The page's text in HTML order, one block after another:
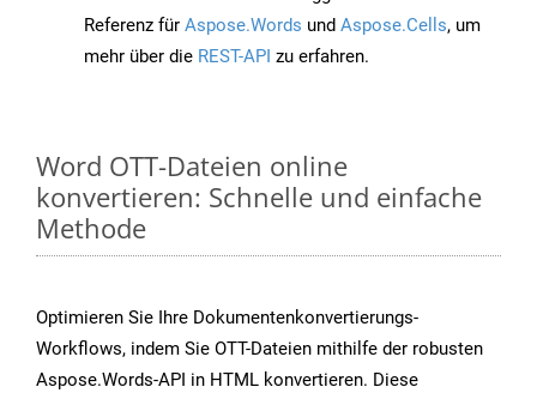
Referenz für Aspose.Words und Aspose.Cells, um
mehr über die REST-API zu erfahren.
Word OTT-Dateien online
konvertieren: Schnelle und einfache
Methode
Optimieren Sie Ihre Dokumentenkonvertierungs-
Workflows, indem Sie OTT-Dateien mithilfe der robusten
Aspose.Words-API in HTML konvertieren. Diese